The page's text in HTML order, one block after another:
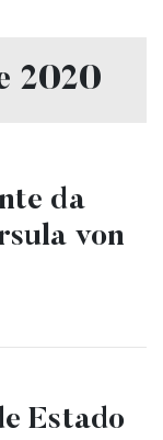
2020
da
von
Estado